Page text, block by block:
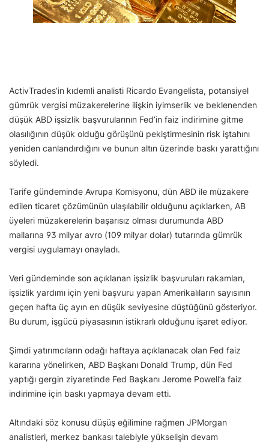
ActivTrades’in kıdemli analisti Ricardo Evangelista, potansiyel
gümrük vergisi müzakerelerine ilişkin iyimserlik ve beklenenden
düşük ABD işsizlik başvurularının Fed’in faiz indirimine gitme
olasılığının düşük olduğu görüşünü pekiştirmesinin risk iştahını
yeniden canlandırdığını ve bunun altın üzerinde baskı yarattığını
söyledi.
Tarife gündeminde Avrupa Komisyonu, dün ABD ile müzakere
edilen ticaret çözümünün ulaşılabilir olduğunu açıklarken, AB
üyeleri müzakerelerin başarısız olması durumunda ABD
mallarına 93 milyar avro (109 milyar dolar) tutarında gümrük
vergisi uygulamayı onayladı.
Veri gündeminde son açıklanan işsizlik başvuruları rakamları,
işsizlik yardımı için yeni başvuru yapan Amerikalıların sayısının
geçen hafta üç ayın en düşük seviyesine düştüğünü gösteriyor.
Bu durum, işgücü piyasasının istikrarlı olduğunu işaret ediyor.
Şimdi yatırımcıların odağı haftaya açıklanacak olan Fed faiz
kararına yönelirken, ABD Başkanı Donald Trump, dün Fed
yaptığı gergin ziyaretinde Fed Başkanı Jerome Powell’a faiz
indirimine için baskı yapmaya devam etti.
Altındaki söz konusu düşüş eğilimine rağmen JPMorgan
analistleri, merkez bankası talebiyle yükselişin devam